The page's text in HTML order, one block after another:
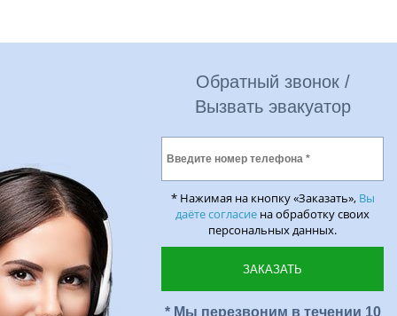
Обратный звонок /
Вызвать эвакуатор
* Нажимая на кнопку «Заказать», Вы
даёте согласие на обработку своих
персональных данных.
* Мы перезвоним в течении 10